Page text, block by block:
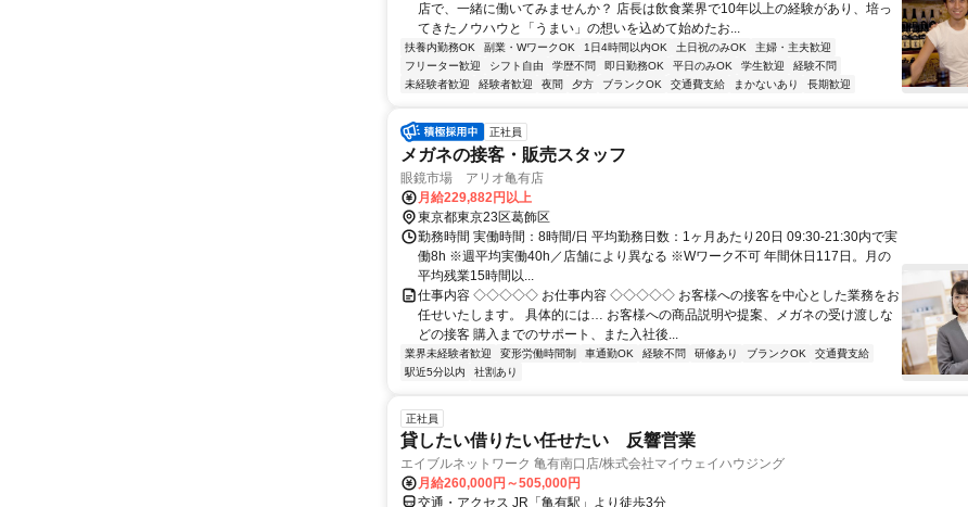
店で、一緒に働いてみませんか？ 店長は飲食業界で10年以上の経験があり、培っ
てきたノウハウと「うまい」の想いを込めて始めたお...
扶養内勤務OK 副業・WワークOK 1日4時間以内OK 土日祝のみOK
主婦・主夫歓迎
フリーター歓迎
シフト自由 学歴不問 即日勤務OK 平日のみOK 学生歓迎
経験不問
未経験者歓迎
経験者歓迎 夜間 夕方 ブランクOK 交通費支給 まかないあり 長期歓迎
正社員
メガネの接客・販売スタッフ
眼鏡市場 アリオ亀有店
月給229,882円以上
東京都東京23区葛飾区
勤務時間 実働時間：8時間/日 平均勤務日数：1ヶ月あたり20日 09:30-21:30内で実
働8h ※週平均実働40h／店舗により異なる ※Wワーク不可 年間休日117日。月の
平均残業15時間以...
仕事内容 ◇◇◇◇◇ お仕事内容 ◇◇◇◇◇ お客様への接客を中心とした業務をお
任せいたします。 具体的には… お客様への商品説明や提案、メガネの受け渡しな
どの接客 購入までのサポート、また入社後...
業界未経験者歓迎 変形労働時間制 車通勤OK 経験不問 研修あり ブランクOK
交通費支給
駅近5分以内
社割あり
正社員
貸したい借りたい任せたい 反響営業
エイブルネットワーク 亀有南口店/株式会社マイウェイハウジング
月給260,000円～505,000円
交通・アクセス JR「亀有駅」より徒歩3分